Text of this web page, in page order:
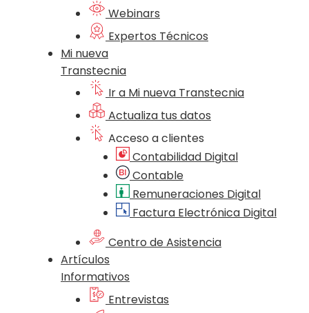
Webinars
Expertos Técnicos
Mi nueva
Transtecnia
Ir a Mi nueva Transtecnia
Actualiza tus datos
Acceso a clientes
Contabilidad Digital
Contable
Remuneraciones Digital
Factura Electrónica Digital
Centro de Asistencia
Artículos
Informativos
Entrevistas